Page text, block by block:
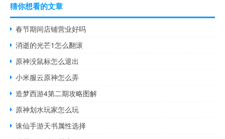
猜你想看的文章
春节期间店铺营业好吗
消逝的光芒1怎么翻滚
原神没鼠标怎么退出
小米服云原神怎么弄
造梦西游4第二期攻略图解
原神划水玩家怎么玩
诛仙手游天书属性选择